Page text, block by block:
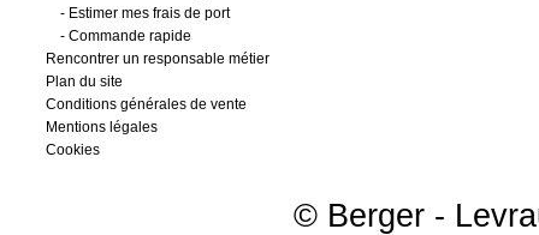
- Estimer mes frais de port
- Commande rapide
Rencontrer un responsable métier
Plan du site
Conditions générales de vente
Mentions légales
Cookies
© Berger -